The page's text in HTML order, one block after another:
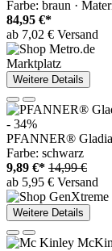
Farbe: braun ·
84,95 €*
ab 7,02 € Versand
Marktplatz
Weitere Details
- 34%
PFANNER®
Farbe: schwarz
9,89 €* 14,99 €
ab 5,95 € Versand
Weitere Details